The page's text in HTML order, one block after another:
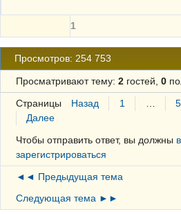
1
Просмотров: 254 753
Просматривают тему: 2гостей, 0
Страницы Назад 1 …
Далее
Чтобы отправить ответ, вы должны
зарегистрироваться
◄◄ Предыдущая тема
Следующая тема ►►